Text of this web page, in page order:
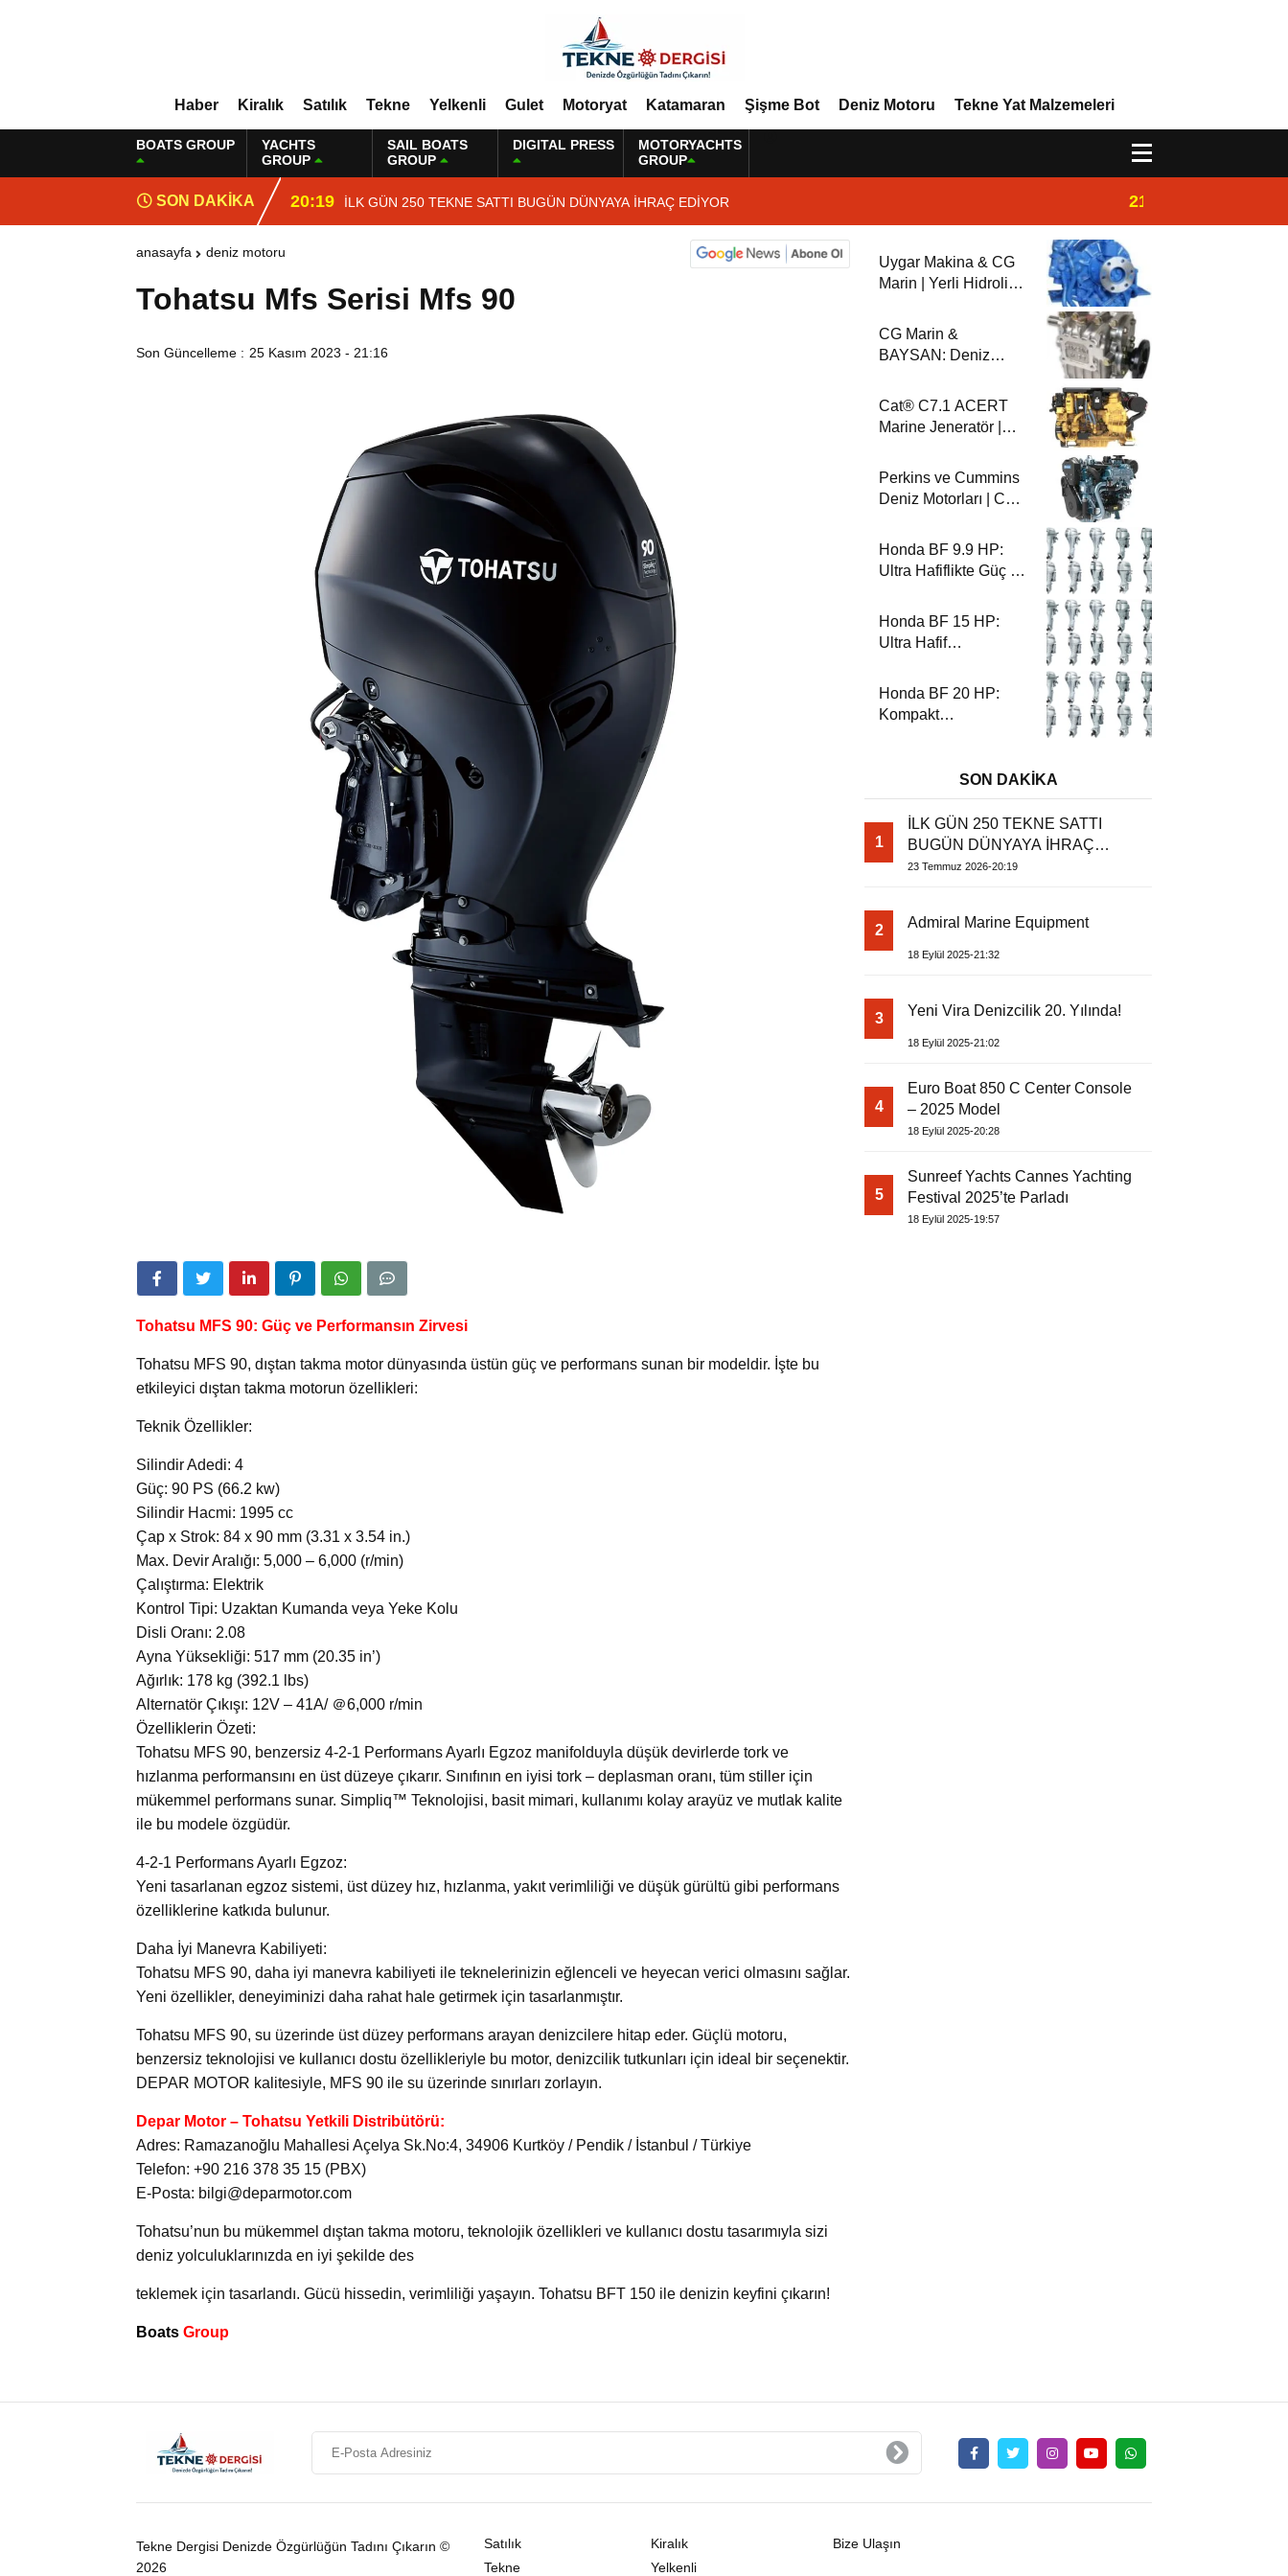
Haber Kiralık Satılık Tekne Yelkenli Gulet Motoryat Katamaran Şişme Bot Deniz Motoru Tekne Yat Malzemeleri
BOATS GROUP
YACHTS
GROUP
SAIL BOATS
GROUP
DIGITAL PRESS
MOTORYACHTS
GROUP
SON DAKİKA 20:19 İLK GÜN 250 TEKNE SATTI BUGÜN DÜNYAYA İHRAÇ EDİYOR 21:32
anasayfa deniz motoru
Tohatsu Mfs Serisi Mfs 90
Son Güncelleme : 25 Kasım 2023 - 21:16
Tohatsu MFS 90: Güç ve Performansın Zirvesi
Tohatsu MFS 90, dıştan takma motor dünyasında üstün güç ve performans sunan bir modeldir. İşte bu
etkileyici dıştan takma motorun özellikleri:
Teknik Özellikler:
Silindir Adedi: 4
Güç: 90 PS (66.2 kw)
Silindir Hacmi: 1995 cc
Çap x Strok: 84 x 90 mm (3.31 x 3.54 in.)
Max. Devir Aralığı: 5,000 – 6,000 (r/min)
Çalıştırma: Elektrik
Kontrol Tipi: Uzaktan Kumanda veya Yeke Kolu
Disli Oranı: 2.08
Ayna Yüksekliği: 517 mm (20.35 in’)
Ağırlık: 178 kg (392.1 lbs)
Alternatör Çıkışı: 12V – 41A/ ＠6,000 r/min
Özelliklerin Özeti:
Tohatsu MFS 90, benzersiz 4-2-1 Performans Ayarlı Egzoz manifolduyla düşük devirlerde tork ve
hızlanma performansını en üst düzeye çıkarır. Sınıfının en iyisi tork – deplasman oranı, tüm stiller için
mükemmel performans sunar. Simpliq™ Teknolojisi, basit mimari, kullanımı kolay arayüz ve mutlak kalite
ile bu modele özgüdür.
4-2-1 Performans Ayarlı Egzoz:
Yeni tasarlanan egzoz sistemi, üst düzey hız, hızlanma, yakıt verimliliği ve düşük gürültü gibi performans
özelliklerine katkıda bulunur.
Daha İyi Manevra Kabiliyeti:
Tohatsu MFS 90, daha iyi manevra kabiliyeti ile teknelerinizin eğlenceli ve heyecan verici olmasını sağlar.
Yeni özellikler, deneyiminizi daha rahat hale getirmek için tasarlanmıştır.
Tohatsu MFS 90, su üzerinde üst düzey performans arayan denizcilere hitap eder. Güçlü motoru,
benzersiz teknolojisi ve kullanıcı dostu özellikleriyle bu motor, denizcilik tutkunları için ideal bir seçenektir.
DEPAR MOTOR kalitesiyle, MFS 90 ile su üzerinde sınırları zorlayın.
Depar Motor – Tohatsu Yetkili Distribütörü:
Adres: Ramazanoğlu Mahallesi Açelya Sk.No:4, 34906 Kurtköy / Pendik / İstanbul / Türkiye
Telefon: +90 216 378 35 15 (PBX)
E-Posta: bilgi@deparmotor.com
Tohatsu’nun bu mükemmel dıştan takma motoru, teknolojik özellikleri ve kullanıcı dostu tasarımıyla sizi
deniz yolculuklarınızda en iyi şekilde des
teklemek için tasarlandı. Gücü hissedin, verimliliği yaşayın. Tohatsu BFT 150 ile denizin keyfini çıkarın!
Boats Group
Uygar Makina & CG
Marin | Yerli Hidrolik
ve Deniz Motorları
CG Marin &
BAYSAN: Deniz
Sistemlerinde
Güvenilir Ortaklık
Cat® C7.1 ACERT
Marine Jeneratör |
Marin
Perkins ve Cummins
Deniz Motorları | CG
Güvenilir Performans
Honda BF 9.9 HP:
Ultra Hafiflikte Güç ve
Honda BF 15 HP:
Ultra Hafif
Honda BF 20 HP:
Kompakt
SON DAKİKA
1
İLK GÜN 250 TEKNE SATTI
BUGÜN DÜNYAYA İHRAÇ
EDİYOR
23 Temmuz 2026-20:19
2 Admiral Marine Equipment
18 Eylül 2025-21:32
3 Yeni Vira Denizcilik 20. Yılında!
18 Eylül 2025-21:02
4
Euro Boat 850 C Center Console
– 2025 Model
18 Eylül 2025-20:28
5
Sunreef Yachts Cannes Yachting
Festival 2025’te Parladı
18 Eylül 2025-19:57
Tekne Dergisi Denizde Özgürlüğün Tadını Çıkarın ©
2026
Satılık
Kiralık
Tekne
Yelkenli
Bize Ulaşın